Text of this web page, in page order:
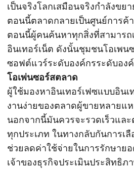
เป็นจริงโลกเสมือนจริงกำลังขย
ตอนนี้ตลาดกลายเป็นศูนย์การ
ตอนนี้ผู้คนค้นหาทุกสิ่งที่สามารถ
อินเทอร์เน็ต ดังนั้นชุมชนโอเพ
ซอฟต์แวร์ระดับองค์กรระดับอง
โอเพ่นซอร์สตลาด
ผู้ใช้มองหาอินเทอร์เฟซแบบอิน
งานง่ายของตลาดผู้ขายหลายแ
นอกจากนี้มันควรจะรวดเร็วและ
ทุกประเภท ในทางกลับกันการเ
ช่วยลดค่าใช้จ่ายในการรักษาย
เจ้าของธุรกิจประเมินประสิทธิภ